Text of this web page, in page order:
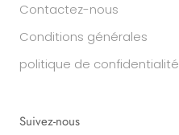
Contactez-nous
Conditions générales
politique de confidentialité
Suivez-nous